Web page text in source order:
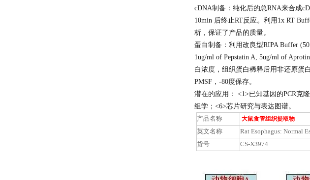
cDNA制备： 纯化后的总RNA来合成
10min 后终止RT反应。利用1x RT
析，保证了产品的质量。
蛋白制备： 利用改良型RIPA Buffer
1ug/ml of Pepstatin A, 5ug/ml of
白浓度，组织蛋白稀释后用非还原蛋
PMSF，-80度保存。
潜在的应用：
<1>已知基因的PCR克
组学；<6>芯片研究与表达图谱。
产品名称
大鼠食管组织提取物
英文名称
Rat Esophagus: Normal
货号
CS-X3974